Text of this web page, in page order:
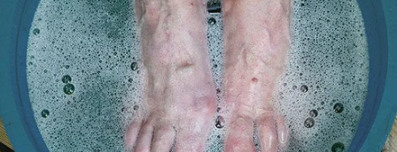
trecut la Domnul
Anchetă incendiară